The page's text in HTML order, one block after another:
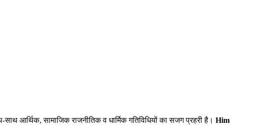
आर्थिक, सामाजिक राजनीतिक व धार्मिक गतिविधियों का सजग प्रहरी है। Him